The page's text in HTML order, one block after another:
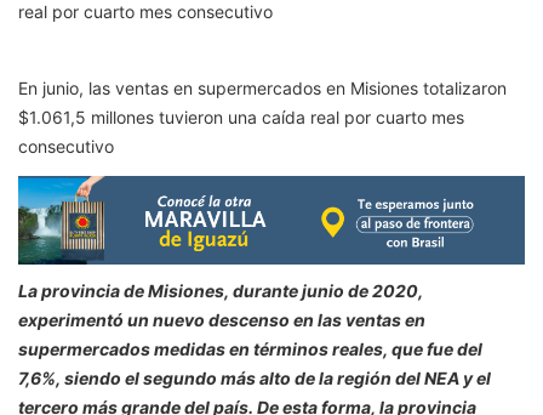
En junio, las ventas en supermercados en Misiones totalizaron
$1.061,5 millones tuvieron una caída real por cuarto mes
consecutivo
La provincia de Misiones, durante junio de 2020,
experimentó un nuevo descenso en las ventas en
supermercados medidas en términos reales, que fue del
7,6%, siendo el segundo más alto de la región del NEA y el
tercero más grande del país. De esta forma, la provincia